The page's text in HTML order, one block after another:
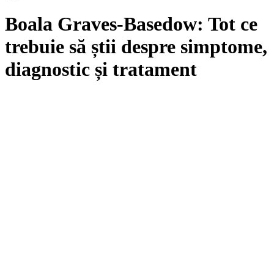
Boala Graves-Basedow: Tot ce
trebuie să știi despre simptome,
diagnostic și tratament